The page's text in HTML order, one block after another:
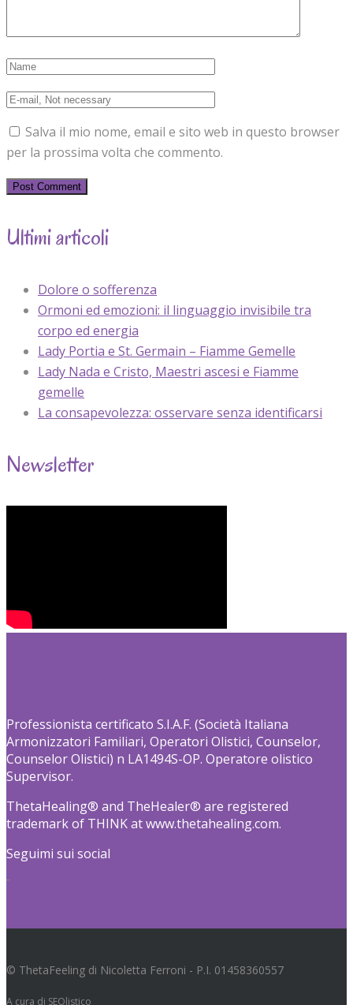
Salva il mio nome, email e sito web in questo browser
per la prossima volta che commento.
Ultimi articoli
Dolore o sofferenza
Ormoni ed emozioni: il linguaggio invisibile tra
corpo ed energia
Lady Portia e St. Germain – Fiamme Gemelle
Lady Nada e Cristo, Maestri ascesi e Fiamme
gemelle
La consapevolezza: osservare senza identificarsi
Newsletter
Professionista certificato S.I.A.F. (Società Italiana
Armonizzatori Familiari, Operatori Olistici, Counselor,
Counselor Olistici) n LA1494S-OP. Operatore olistico
Supervisor.
ThetaHealing® and TheHealer® are registered
trademark of THINK at www.thetahealing.com.
Seguimi sui social
© ThetaFeeling di Nicoletta Ferroni - P.I. 01458360557
A cura di SEOlistico